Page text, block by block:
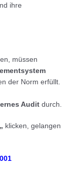
ihre
müssen
der Norm erfüllt.
Audit durch.
„ klicken, gelangen